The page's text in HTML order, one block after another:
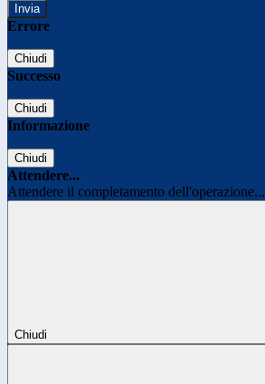
Errore
Chiudi
Successo
Chiudi
Informazione
Chiudi
Attendere...
Attendere il completamento dell'operazione...
Chiudi